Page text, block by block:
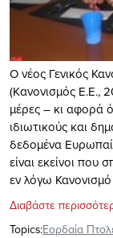
Ο νέος Γενικός
(Kανονισμός Ε.Ε.,
μέρες – κι αφορά
ιδιωτικούς και
δεδομένα
είναι εκείνοι
εν λόγω
Διαβάστε
Topics:Εορδαία